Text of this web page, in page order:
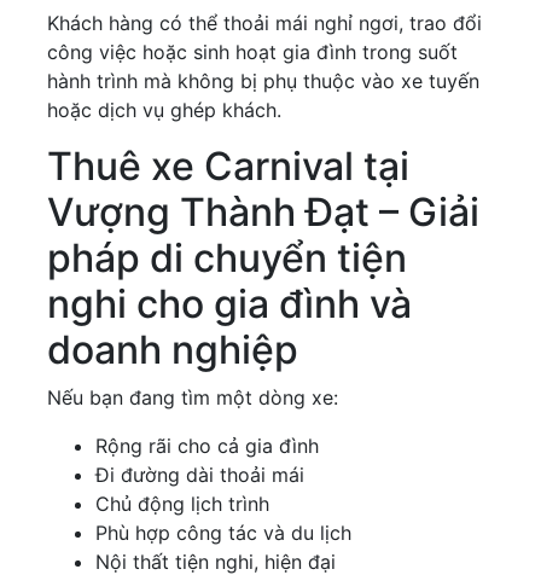
Khách hàng có thể thoải mái nghỉ ngơi, trao đổi
công việc hoặc sinh hoạt gia đình trong suốt
hành trình mà không bị phụ thuộc vào xe tuyến
hoặc dịch vụ ghép khách.
Thuê xe Carnival tại
Vượng Thành Đạt – Giải
pháp di chuyển tiện
nghi cho gia đình và
doanh nghiệp
Nếu bạn đang tìm một dòng xe:
Rộng rãi cho cả gia đình
Đi đường dài thoải mái
Chủ động lịch trình
Phù hợp công tác và du lịch
Nội thất tiện nghi, hiện đại